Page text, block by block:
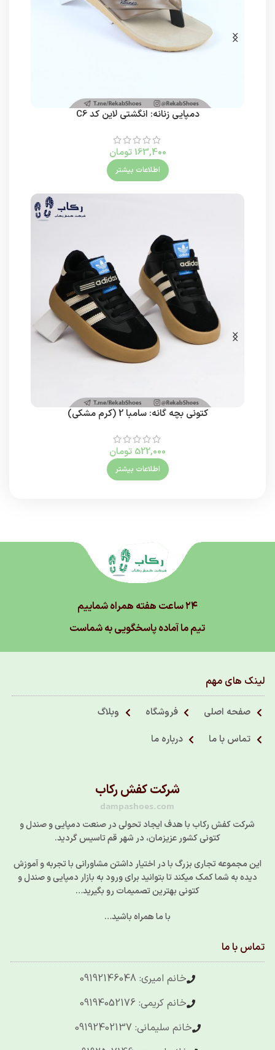
دمپایی زنانه: انگشتی لاین کد C6
163,400تومان
اطلاعات بیشتر
کتونی بچه گانه: سامبا 2 (کرم مشکی)
522,000 تومان
اطلاعات بیشتر
۲۴ ساعت هفته همراه شماییم
تیم ما آماده پاسخگویی به شماست
لینک های مهم
صفحه اصلی فروشگاه
وبلاگ
تماس با ما
درباره ما
شرکت کفش رکاب
dampashoes.com
شرکت کفش رکاب با هدف ایجاد تحولی در صنعت دمپایی و صندل و
کتونی کشور عزیزمان، در شهر قم تاسیس گردید.
این مجموعه تجاری بزرگ با در اختیار داشتن مشاورانی با تجربه و آموزش
دیده به شما کمک میکند تا بتوانید برای ورود به بازار دمپایی و صندل و
کتونی بهترین تصمیمات رو بگیرید…
با ما همراه باشید…
تماس با ما
خانم امیری: 09192146048
خانم کریمی: 09194052176
خانم سلیمانی: 09192402137